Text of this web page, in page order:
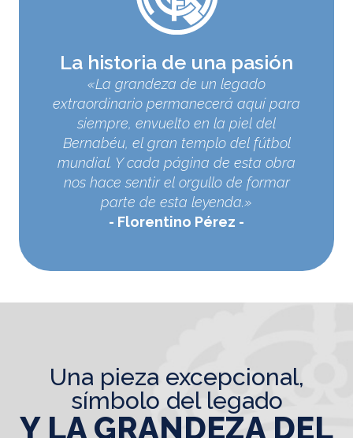
La historia de una pasión
«La grandeza de un legado
extraordinario permanecerá aquí para
siempre, envuelto en la piel del
Bernabéu, el gran templo del fútbol
mundial. Y cada página de esta obra
nos hace sentir el orgullo de formar
parte de esta leyenda.»
Florentino Pérez
una pieza excepcional,
símbolo del legado
Y LA GRANDEZA DEL